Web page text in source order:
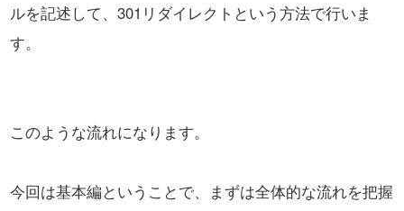
ルを記述して、301リダイレクトという方法で行いま
す。
このような流れになります。
今回は基本編ということで、まずは全体的な流れを把握